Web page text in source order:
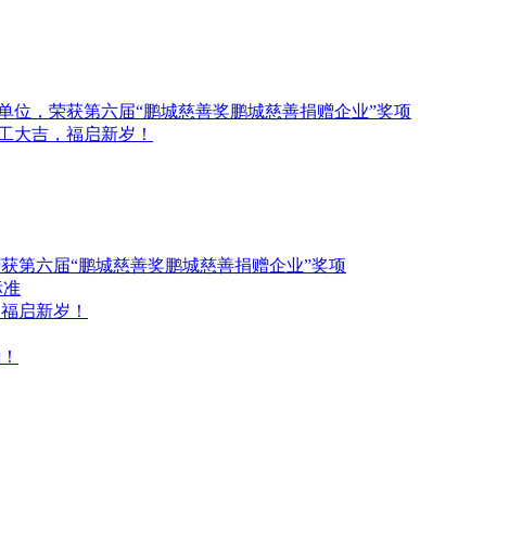
位，荣获第六届“鹏城慈善奖鹏城慈善捐赠企业”奖项
大吉，福启新岁！
第六届“鹏城慈善奖鹏城慈善捐赠企业”奖项
准
启新岁！